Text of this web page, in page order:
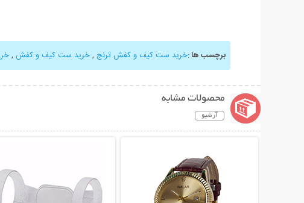
برچسب ها:خرید ست کیف و کفش ترنج ,خرید ست کیف و کفش ,
محصولات مشابه
آرشیو